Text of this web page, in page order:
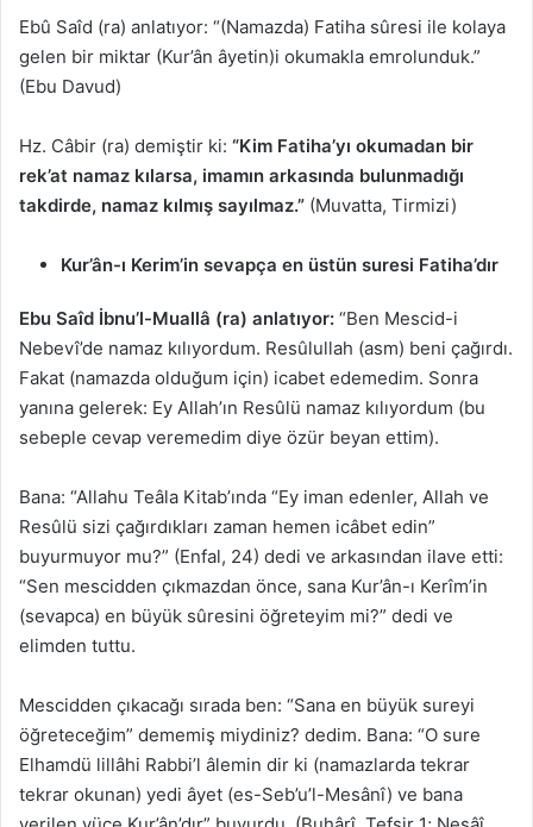
Ebû Saîd (ra) anlatıyor: “(Namazda) Fatiha sûresi ile kolaya
gelen bir miktar (Kur’ân âyetin)i okumakla emrolunduk.”
(Ebu Davud)
Hz. Câbir (ra) demiştir ki: “Kim Fatiha’yı okumadan bir
rek’at namaz kılarsa, imamın arkasında bulunmadığı
takdirde, namaz kılmış sayılmaz.” (Muvatta, Tirmizi)
Kur’ân-ı Kerim’in sevapça en üstün suresi Fatiha’dır
Ebu Saîd İbnu’l-Muallâ (ra) anlatıyor: “Ben Mescid-i
Nebevî’de namaz kılıyordum. Resûlullah (asm) beni çağırdı.
Fakat (namazda olduğum için) icabet edemedim. Sonra
yanına gelerek: Ey Allah’ın Resûlü namaz kılıyordum (bu
sebeple cevap veremedim diye özür beyan ettim).
Bana: “Allahu Teâla Kitab’ında “Ey iman edenler, Allah ve
Resûlü sizi çağırdıkları zaman hemen icâbet edin”
buyurmuyor mu?” (Enfal, 24) dedi ve arkasından ilave etti:
“Sen mescidden çıkmazdan önce, sana Kur’ân-ı Kerîm’in
(sevapca) en büyük sûresini öğreteyim mi?” dedi ve
elimden tuttu.
Mescidden çıkacağı sırada ben: “Sana en büyük sureyi
öğreteceğim” dememiş miydiniz? dedim. Bana: “O sure
Elhamdü lillâhi Rabbi’l âlemin dir ki (namazlarda tekrar
tekrar okunan) yedi âyet (es-Seb’u’l-Mesânî) ve bana